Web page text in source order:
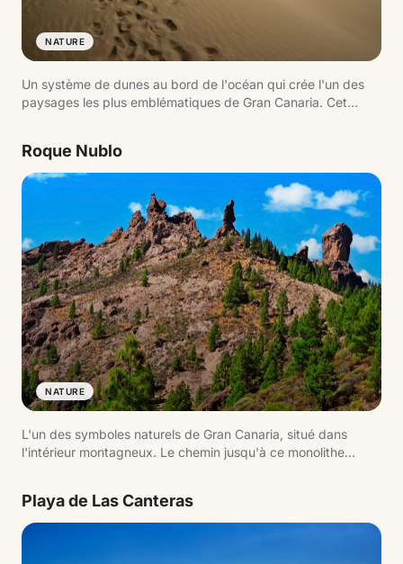
NATURE
Un système de dunes au bord de l'océan qui crée l'un des
paysages les plus emblématiques de Gran Canaria. Cet
Roque Nublo
NATURE
L'un des symboles naturels de Gran Canaria, situé dans
l'intérieur montagneux. Le chemin jusqu'à ce monolithe
Playa de Las Canteras